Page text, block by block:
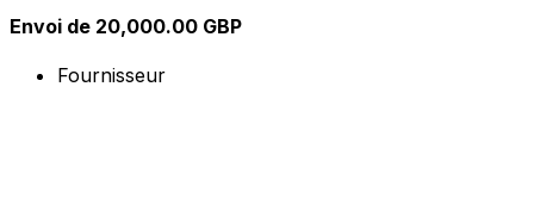
Envoi de 20,000.00 GBP
Fournisseur